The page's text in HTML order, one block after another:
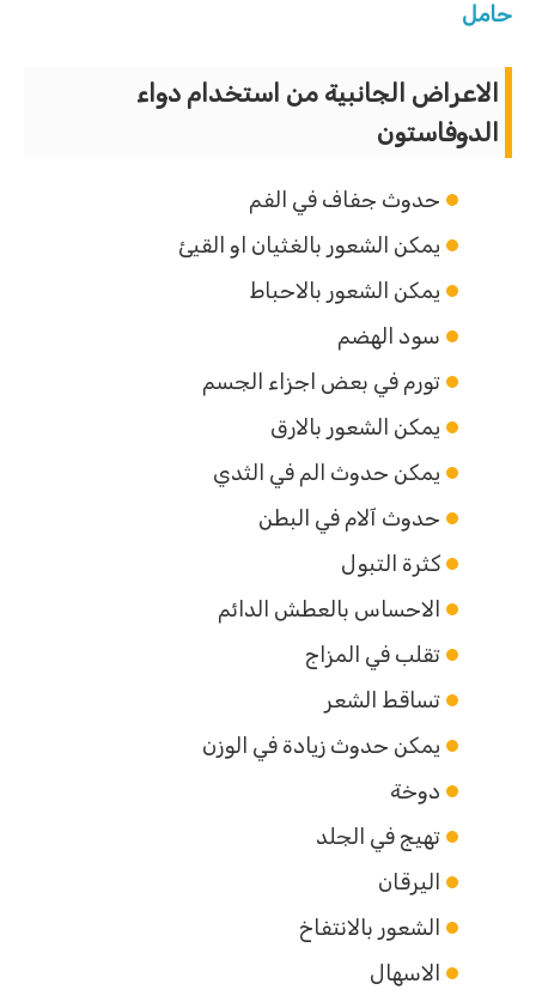
حامل
الاعراض الجانبية من استخدام دواء
الدوفاستون
حدوث جفاف في الفم
يمكن الشعور بالغثيان او القيئ
يمكن الشعور بالاحباط
سود الهضم
تورم في بعض اجزاء الجسم
يمكن الشعور بالارق
يمكن حدوث الم في الثدي
حدوث آلام في البطن
كثرة التبول
الاحساس بالعطش الدائم
تقلب في المزاج
تساقط الشعر
يمكن حدوث زيادة في الوزن
دوخة
تهيج في الجلد
اليرقان
الشعور بالانتفاخ
الاسهال